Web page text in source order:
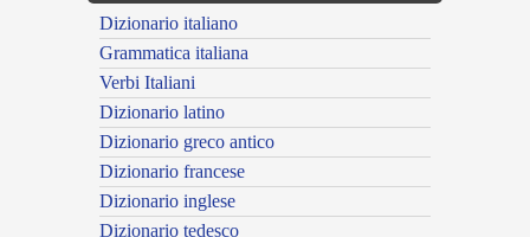
Dizionario italiano
Grammatica italiana
Verbi Italiani
Dizionario latino
Dizionario greco antico
Dizionario francese
Dizionario inglese
Dizionario tedesco